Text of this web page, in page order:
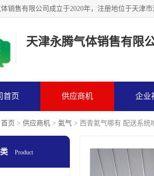
天津永腾气体销售有限
首页 供应商机 企业
首页 > 供应商机 > 氦气 > 西青氦气哪有 配送系统
Product